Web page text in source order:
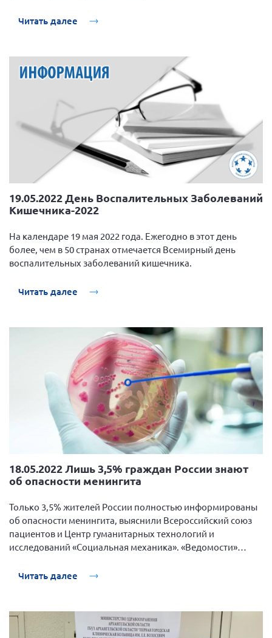
Читать далее
19.05.2022 День Воспалительных Заболеваний
Кишечника-2022
На календаре 19 мая 2022 года. Ежегодно в этот день
более, чем в 50 странах отмечается Всемирный день
воспалительных заболеваний кишечника.
Читать далее
18.05.2022 Лишь 3,5% граждан России знают
об опасности менингита
Только 3,5% жителей России полностью информированы
об опасности менингита, выяснили Всероссийский союз
пациентов и Центр гуманитарных технологий и
исследований «Социальная механика». «Ведомости»
Читать далее